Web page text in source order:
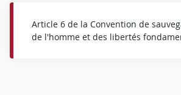
Article 6 de la Convention de
de l'homme et des libertés